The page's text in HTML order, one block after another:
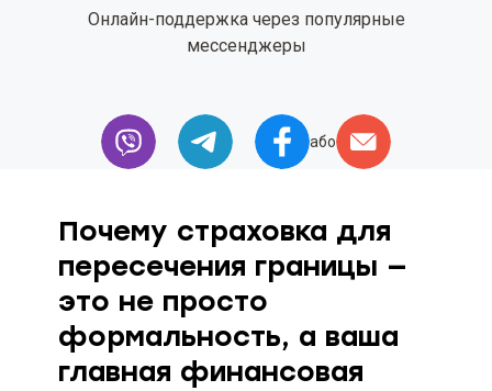
Как выбрать страховку с
покрытием активного отдыха?
франшизы и с полным покрытием
расходов на лечение и COVID-19?
помощь беременным и
хронические заболевания?
Как работает круглосуточная
поездки за границу?
Онлайн-поддержка через популярные
мессенджеры
або
Почему страховка для
пересечения границы —
это не просто
формальность, а ваша
главная финансовая